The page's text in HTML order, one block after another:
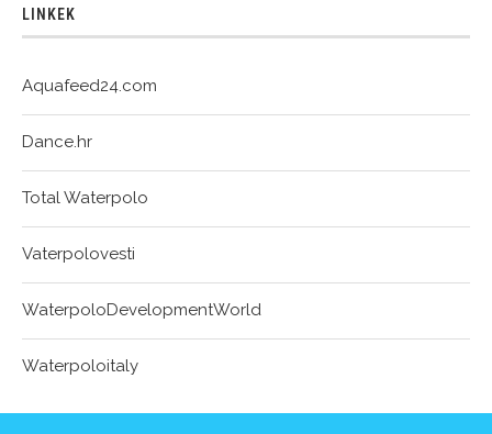
LINKEK
Aquafeed24.com
Dance.hr
Total Waterpolo
Vaterpolovesti
WaterpoloDevelopmentWorld
Waterpoloitaly